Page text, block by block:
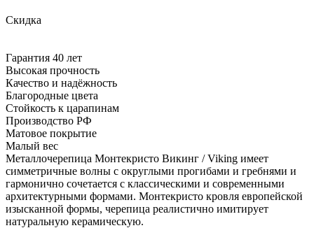
Скидка
Гарантия 40 лет
Высокая прочность
Качество и надёжность
Благородные цвета
Cтойкость к царапинам
Производство РФ
Матовое покрытие
Малый вес
Металлочерепица Монтекристо Викинг / Viking имеет
симметричные волны с округлыми прогибами и гребнями и
гармонично сочетается с классическими и современными
архитектурными формами. Монтекристо кровля европейской
изысканной формы, черепица реалистично имитирует
натуральную керамическую.